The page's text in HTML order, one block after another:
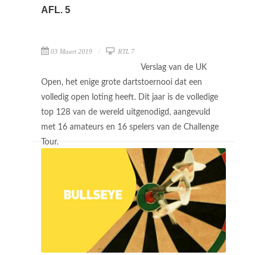
AFL. 5
03 Maart 2019 RTL 7
Verslag van de UK
Open, het enige grote dartstoernooi dat een
volledig open loting heeft. Dit jaar is de volledige
top 128 van de wereld uitgenodigd, aangevuld
met 16 amateurs en 16 spelers van de Challenge
Tour.